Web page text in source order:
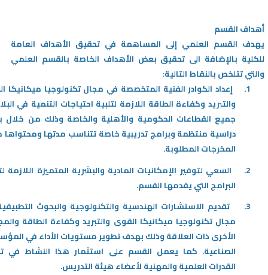
reader
to
help
you
navigate
أهداف القسم
يهدف القسم العلمي إلى المساهمة في تحقيق الأهداف العامة
للكلية بالإضافة الى تحقيق بعض الأهداف الخاصة بالقسم العلمي
والتي تتلخص بالنقاط التالية:
1.
إعداد الكوادر الفنية المتخصصة في مجال تكنولوجيا ميكانيكا
والتبريد وكفاءة الطاقة اللازمة لتلبية احتياجات التنمية في
جميع القطاعات الحكومية والأهلية والخاصة وذلك من خلال
دراسية منتظمة وبرامج تدريبية خاصة تتناسب مدتها
المخرجات المطلوبة.
2.
السعي لتوفير الإمكانيات المادية والبشرية المتميزة اللازمة
البرامج التي يقدمها القسم.
3.
تقديم الاستشارات الهندسية والتكنولوجية والبحوث
مجال تكنولوجيا ميكانيكا القوى والتبريد وكفاءة الطاقة
الأخرى ذات العلاقة وذلك بهدف تطوير مستويات الأداء في
الصناعية. كما يعمل القسم على استثمار هذا النشاط في
القدرات العلمية والمهنية لأعضاء هيئة التدريس.